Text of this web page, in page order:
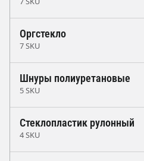
Оргстекло
7 SKU
Шнуры полиуретановые
5 SKU
Стеклопластик рулонный
4 SKU